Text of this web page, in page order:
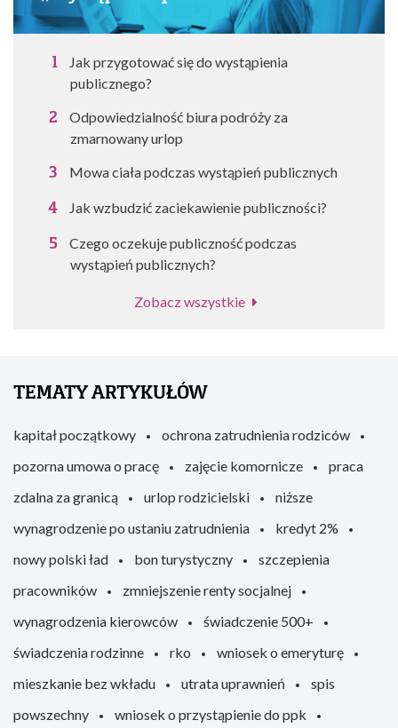
Jak przygotować się do wystąpienia
publicznego?
Odpowiedzialność biura podróży za
zmarnowany urlop
Mowa ciała podczas wystąpień publicznych
Jak wzbudzić zaciekawienie publiczności?
Czego oczekuje publiczność podczas
wystąpień publicznych?
Zobacz wszystkie
TEMATY ARTYKUŁÓW
kapitał początkowy
ochrona zatrudnienia rodziców
pozorna umowa o pracę
zajęcie komornicze
praca
zdalna za granicą
urlop rodzicielski
niższe
wynagrodzenie po ustaniu zatrudnienia
kredyt 2%
nowy polski ład
bon turystyczny
szczepienia
pracowników
zmniejszenie renty socjalnej
wynagrodzenia kierowców
świadczenie 500+
świadczenia rodzinne
rko
wniosek o emeryturę
mieszkanie bez wkładu
utrata uprawnień
spis
powszechny
wniosek o przystąpienie do ppk